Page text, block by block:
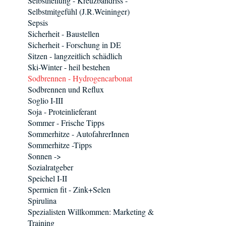
Selbstmitgefühl (J.R.Weininger)
Sepsis
Sicherheit - Baustellen
Sicherheit - Forschung in DE
Sitzen - langzeitlich schädlich
Ski-Winter - heil bestehen
Sodbrennen - Hydrogencarbonat
Sodbrennen und Reflux
Soglio I-III
Soja - Proteinlieferant
Sommer - Frische Tipps
Sommerhitze - AutofahrerInnen
Sommerhitze -Tipps
Sonnen ->
Sozialratgeber
Speichel I-II
Spermien fit - Zink+Selen
Spirulina
Spezialisten Willkommen: Marketing &
Training